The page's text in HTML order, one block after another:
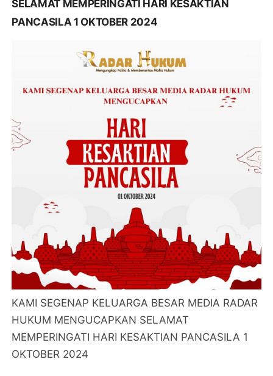
SELAMAT MEMPERINGATI HARI KESAKTIAN
PANCASILA 1 OKTOBER 2024
KAMI SEGENAP KELUARGA BESAR MEDIA RADAR
HUKUM MENGUCAPKAN SELAMAT
MEMPERINGATI HARI KESAKTIAN PANCASILA 1
OKTOBER 2024